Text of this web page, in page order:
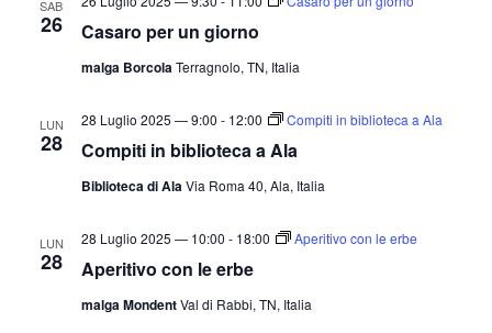
SAB
26 Casaro per un giorno
malga BorcolaTerragnolo, TN, Italia
LUN
28 Compiti in biblioteca a Ala
28 Luglio 2025 — 9:00 - 12:00 Compiti in biblioteca a Ala
Biblioteca di AlaVia Roma 40, Ala, Italia
LUN
28 Aperitivo con le erbe
28 Luglio 2025 — 10:00 - 18:00 Aperitivo con le erbe
malga MondentVal di Rabbi, TN, Italia